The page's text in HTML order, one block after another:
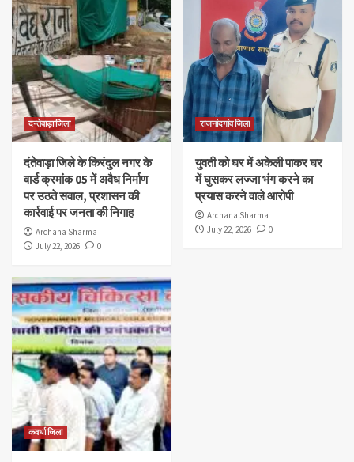
दन्तेवाड़ा जिला
दंतेवाड़ा जिले के किरंदुल नगर के
वार्ड क्रमांक 05 में अवैध निर्माण
पर उठते सवाल, प्रशासन की
कार्रवाई पर जनता की निगाह
Archana Sharma
July 22, 2026
0
राजनांदगांव जिला
युवती को घर में अकेली पाकर घर
में घुसकर लज्जा भंग करने का
प्रयास करने वाले आरोपी
Archana Sharma
July 22, 2026
0
कवर्धा जिला